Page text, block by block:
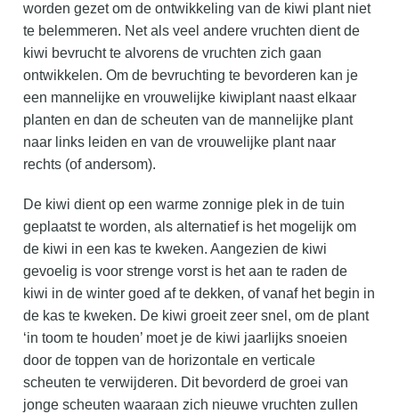
worden gezet om de ontwikkeling van de kiwi plant niet
te belemmeren. Net als veel andere vruchten dient de
kiwi bevrucht te alvorens de vruchten zich gaan
ontwikkelen. Om de bevruchting te bevorderen kan je
een mannelijke en vrouwelijke kiwiplant naast elkaar
planten en dan de scheuten van de mannelijke plant
naar links leiden en van de vrouwelijke plant naar
rechts (of andersom).
De kiwi dient op een warme zonnige plek in de tuin
geplaatst te worden, als alternatief is het mogelijk om
de kiwi in een kas te kweken. Aangezien de kiwi
gevoelig is voor strenge vorst is het aan te raden de
kiwi in de winter goed af te dekken, of vanaf het begin in
de kas te kweken. De kiwi groeit zeer snel, om de plant
‘in toom te houden’ moet je de kiwi jaarlijks snoeien
door de toppen van de horizontale en verticale
scheuten te verwijderen. Dit bevorderd de groei van
jonge scheuten waaraan zich nieuwe vruchten zullen